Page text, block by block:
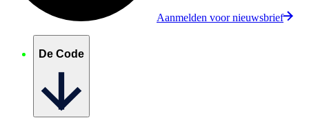
Aanmelden voor nieuwsbrief
De Code